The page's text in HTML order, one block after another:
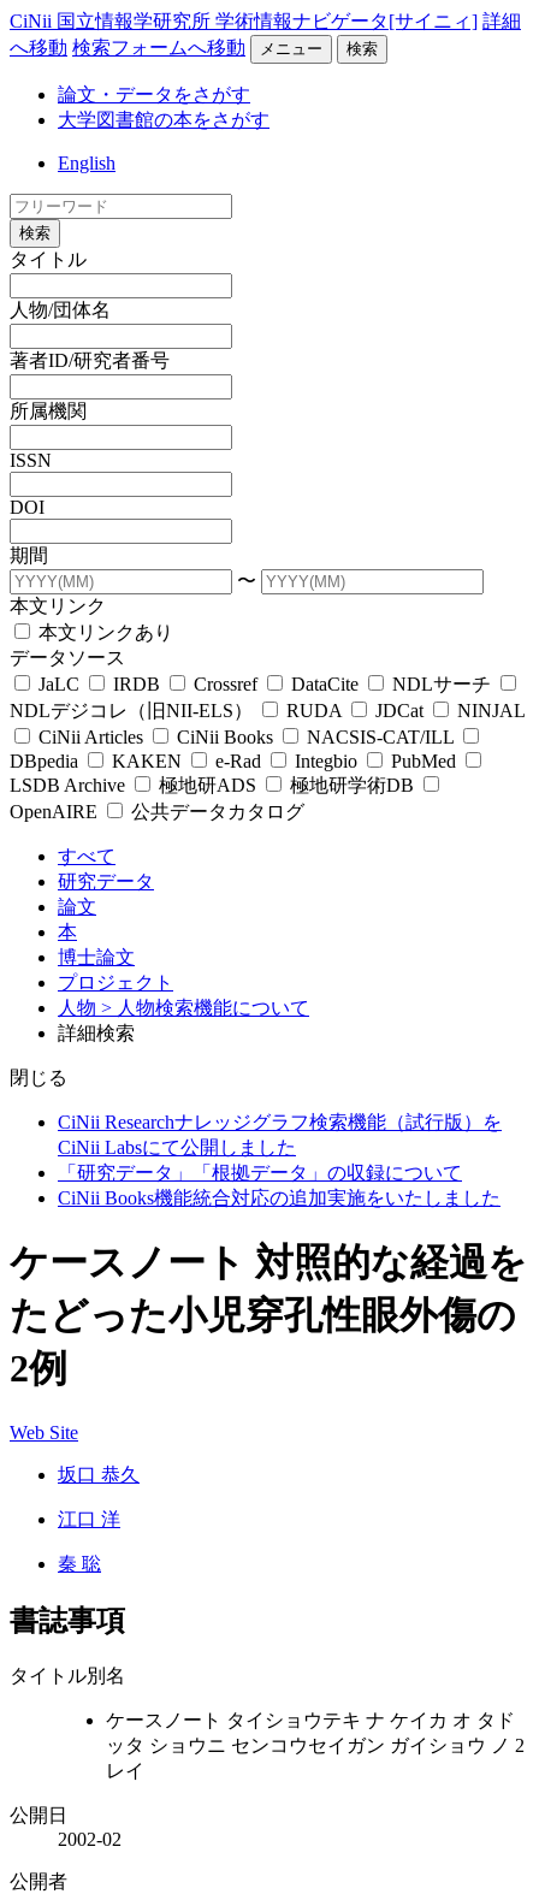
CiNii 国立情報学研究所 学術情報ナビゲータ[サイニィ] 詳細
へ移動 検索フォームへ移動 メニュー 検索
論文・データをさがす
大学図書館の本をさがす
English
検索
タイトル
人物/団体名
著者ID/研究者番号
所属機関
ISSN
DOI
期間
〜
本文リンク
本文リンクあり
データソース
JaLC
IRDB Crossref DataCite
NDLサーチ
NDLデジコレ（旧NII-ELS）
RUDA JDCat
NINJAL
CiNii Articles
CiNii Books
NACSIS-CAT/ILL
DBpedia
KAKEN e-Rad Integbio
PubMed
LSDB Archive
極地研ADS
極地研学術DB
OpenAIRE
公共データカタログ
すべて
研究データ
論文
本
博士論文
プロジェクト
人物 > 人物検索機能について
詳細検索
閉じる
CiNii Researchナレッジグラフ検索機能（試行版）を
CiNii Labsにて公開しました
「研究データ」「根拠データ」の収録について
CiNii Books機能統合対応の追加実施をいたしました
ケースノート 対照的な経過を
たどった小児穿孔性眼外傷の
2例
Web Site
坂口 恭久
江口 洋
秦 聡
書誌事項
タイトル別名
ケースノート タイショウテキ ナ ケイカ オ タド
ッタ ショウニ センコウセイガン ガイショウ ノ 2
レイ
公開日
2002-02
公開者